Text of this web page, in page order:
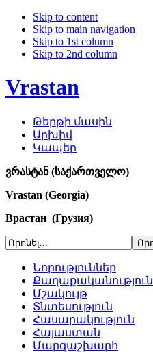
Skip to content
Skip to main navigation
Skip to 1st column
Skip to 2nd column
Vrastan
Թերթի մասին
Արխիվ
Կապեր
ვრასტან (საქართველო)
Vrastan (Georgia)
Врастан (Грузия)
Նորություններ
Քաղաքականություն
Մշակույթ
Տնտեսություն
Հասարակություն
Հայաստան
Մարզաշխարհ